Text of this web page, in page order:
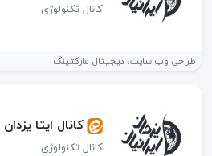
کانال تکنولوژی
طراحی وب سایت، دیجیتال مارکتینگ
کانال ایتا یزدان
کانال تکنولوژی